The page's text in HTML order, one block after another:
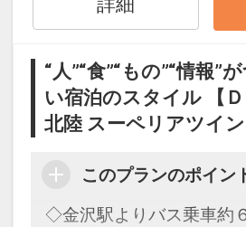
ビ 完備
す。
※ご視聴にはお客さまの
要です。
歴は、テレビの電源をオ
詳細
“人”“食”“もの”“情報”
い宿泊のスタイル 【
北陸 スーペリアツイン
このプランのポイン
◇金沢駅よりバス乗車約